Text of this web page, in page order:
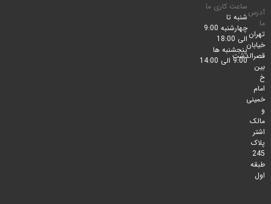
ساعت کاری ما
شنبه تا
چهارشنبه 9:00
الی 18:00
پنجشنبه ها
9:00 الی 14:00